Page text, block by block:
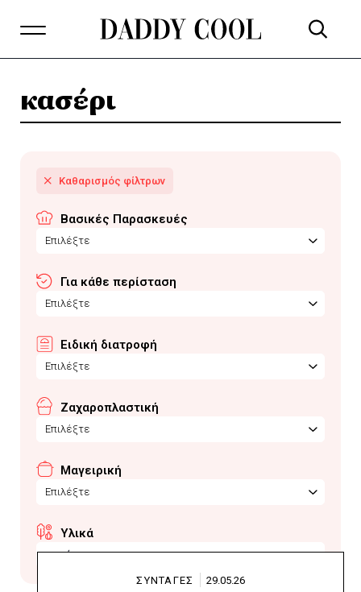
κασέρι
Βασικές Παρασκευές
Επιλέξτε
Για κάθε περίσταση
Επιλέξτε
Ειδική διατροφή
Επιλέξτε
Ζαχαροπλαστική
Επιλέξτε
Μαγειρική
Επιλέξτε
Υλικά
κασέρι
ΣΥΝΤΑΓΕΣ 29.05.26